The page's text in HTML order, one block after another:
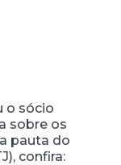
o sócio
sobre os
pauta do
confira: